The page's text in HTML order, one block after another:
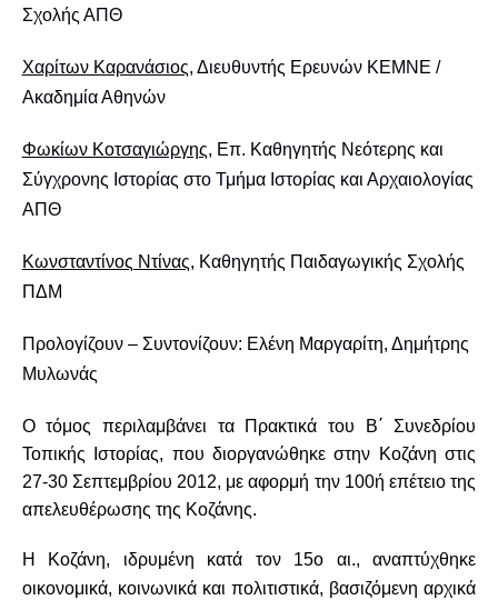
Σχολής ΑΠΘ
Χαρίτων Καρανάσιος, Διευθυντής Ερευνών ΚΕΜΝΕ /
Ακαδημία Αθηνών
Φωκίων Κοτσαγιώργης, Επ. Καθηγητής Νεότερης και
Σύγχρονης Ιστορίας στο Τμήμα Ιστορίας και Αρχαιολογίας
ΑΠΘ
Κωνσταντίνος Ντίνας, Καθηγητής Παιδαγωγικής Σχολής
ΠΔΜ
Προλογίζουν – Συντονίζουν: Ελένη Μαργαρίτη, Δημήτρης
Μυλωνάς
Ο τόμος περιλαμβάνει τα Πρακτικά του Β΄ Συνεδρίου
Τοπικής Ιστορίας, που διοργανώθηκε στην Κοζάνη στις
27-30 Σεπτεμβρίου 2012, με αφορμή την 100ή επέτειο της
απελευθέρωσης της Κοζάνης.
H Kοζάνη, ιδρυμένη κατά τον 15ο αι., αναπτύχθηκε
οικονομικά, κοινωνικά και πολιτιστικά, βασιζόμενη αρχικά